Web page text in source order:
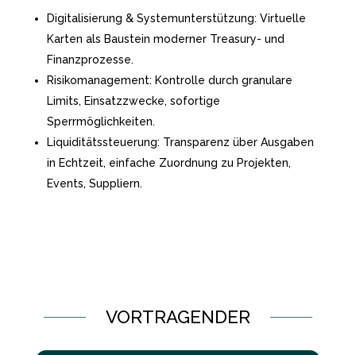
Digitalisierung & Systemunterstützung: Virtuelle
Karten als Baustein moderner Treasury- und
Finanzprozesse.
Risikomanagement: Kontrolle durch granulare
Limits, Einsatzzwecke, sofortige
Sperrmöglichkeiten.
Liquiditätssteuerung: Transparenz über Ausgaben
in Echtzeit, einfache Zuordnung zu Projekten,
Events, Suppliern.
VORTRAGENDER